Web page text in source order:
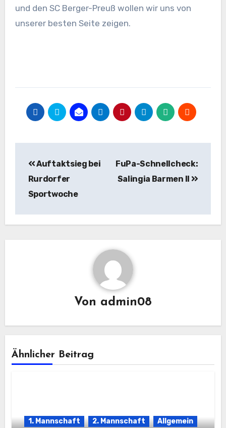
und den SC Berger-Preuß wollen wir uns von
unserer besten Seite zeigen.
Auftaktsieg bei
Rurdorfer
Sportwoche
FuPa-Schnellcheck:
Salingia Barmen II
Von admin08
Ähnlicher Beitrag
1. Mannschaft 2. Mannschaft Allgemein